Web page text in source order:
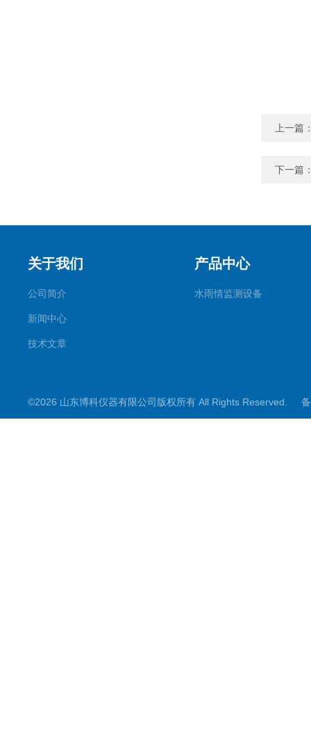
上一篇
下一篇
关于我们
公司简介
新闻中心
技术文章
产品中心
水雨情监测设备
©2026 山东博科仪器有限公司版权所有 All Rights Reserved.